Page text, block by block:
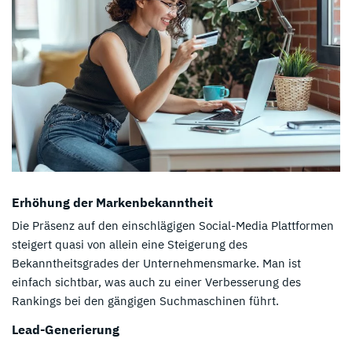
Erhöhung der Markenbekanntheit
Die Präsenz auf den einschlägigen Social-Media Plattformen
steigert quasi von allein eine Steigerung des
Bekanntheitsgrades der Unternehmensmarke. Man ist
einfach sichtbar, was auch zu einer Verbesserung des
Rankings bei den gängigen Suchmaschinen führt.
Lead-Generierung